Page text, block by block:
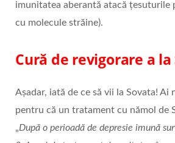
imunitatea aberantă atacă
cu molecule străine).
Cură de revigorare a la
Așadar, iată de ce să vii la Sovata! Ai
pentru că un tratament cu nămol de
„După o perioadă de depresie imună